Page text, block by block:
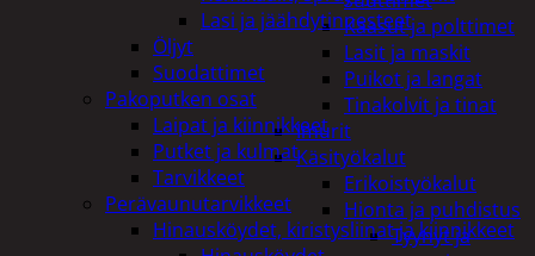
Kaasut ja polttimet
Lasit ja maskit
Puikot ja langat
Tinakolvit ja tinat
Imurit
Käsityökalut
Erikoistyökalut
Hionta ja puhdistus
Tyynyt ja
Lasi ja jäähdytinnesteet
Öljyt
Suodattimet
Pakoputken osat
Laipat ja kiinnikkeet
Putket ja kulmat
Tarvikkeet
Perävaunutarvikkeet
Hinausköydet, kiristysliinat ja kiinnikkeet